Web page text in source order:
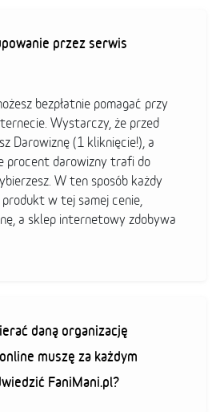
przez serwis
bezpłatnie pomagać przy
Wystarczy, że przed
Darowiznę (1 kliknięcie!), a
procent darowizny trafi do
W ten sposób każdy
w tej samej cenie,
a sklep internetowy zdobywa
daną organizację
muszę za każdym
FaniMani.pl?